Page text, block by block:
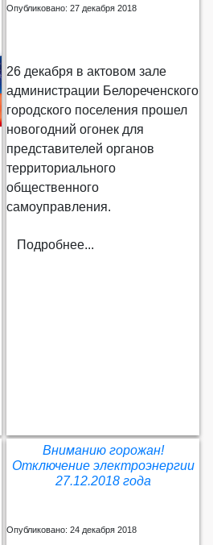
Опубликовано: 27 декабря 2018
26 декабря в актовом зале
администрации Белореченского
городского поселения прошел
новогодний огонек для
представителей органов
территориального
общественного
самоуправления.
Подробнее...
Вниманию горожан!
Отключение электроэнергии
27.12.2018 года
Опубликовано: 24 декабря 2018